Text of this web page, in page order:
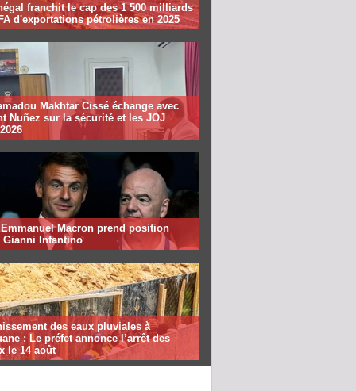
franchit le cap des 1 500 milliards
d'exportations pétrolières en 2025
Makhtar Cissé échange avec
Nuñez sur la sécurité et les JOJ
Emmanuel Macron prend position
Gianni Infantino
des eaux pluviales à
: Le préfet annonce l’arrêt des
le 14 août